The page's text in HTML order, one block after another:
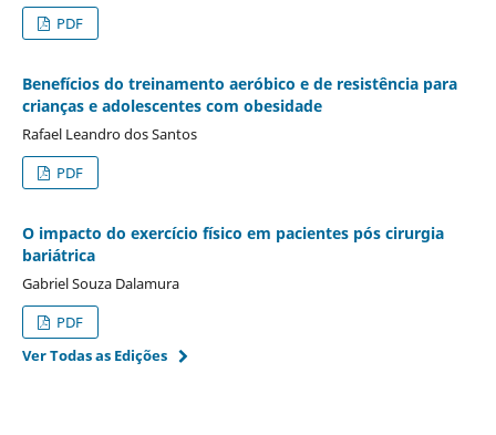
PDF
Benefícios do treinamento aeróbico e de resistência para
crianças e adolescentes com obesidade
Rafael Leandro dos Santos
PDF
O impacto do exercício físico em pacientes pós cirurgia
bariátrica
Gabriel Souza Dalamura
PDF
Ver Todas as Edições